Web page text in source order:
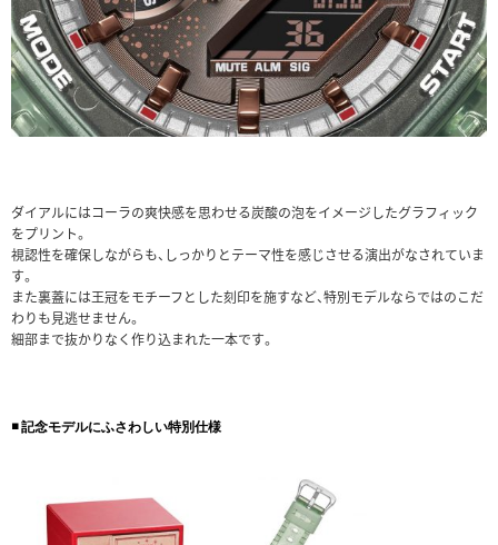
ダイアルにはコーラの爽快感を思わせる炭酸の泡をイメージしたグラフィック
をプリント。
視認性を確保しながらも、しっかりとテーマ性を感じさせる演出がなされていま
す。
また裏蓋には王冠をモチーフとした刻印を施すなど、特別モデルならではのこだ
わりも見逃せません。
細部まで抜かりなく作り込まれた一本です。
◾️ 記念モデルにふさわしい特別仕様